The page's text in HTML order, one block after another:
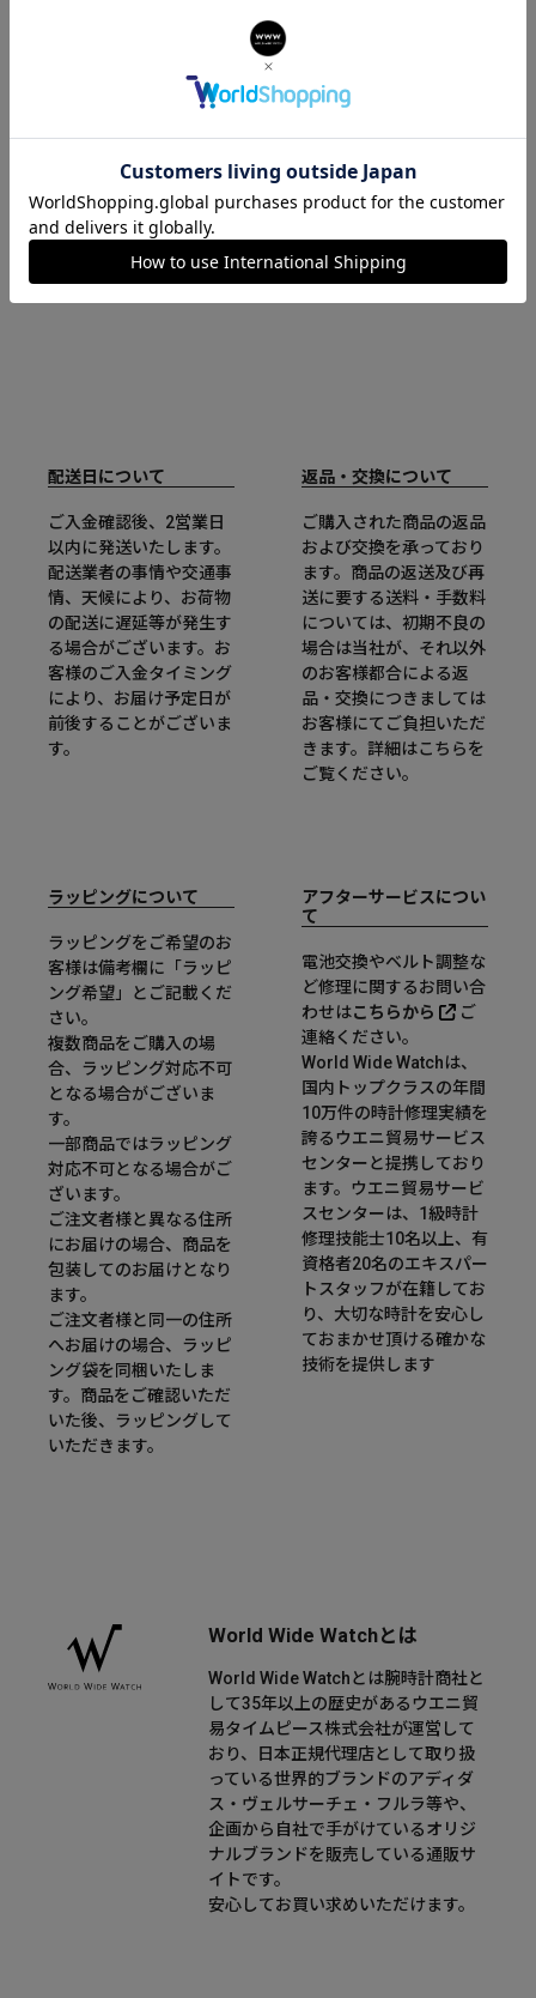
FURLA CHAINED LOGO
配送日について
ご入金確認後、2営業日
以内に発送いたします。
配送業者の事情や交通事
情、天候により、お荷物
の配送に遅延等が発生す
る場合がございます。お
客様のご入金タイミング
により、お届け予定日が
前後することがございま
す。
返品・交換について
ご購入された商品の返品
および交換を承っており
ます。商品の返送及び再
送に要する送料・手数料
については、初期不良の
場合は当社が、それ以外
のお客様都合による返
品・交換につきましては
お客様にてご負担いただ
きます。詳細はこちらを
ご覧ください。
ラッピングについて
ラッピングをご希望のお
客様は備考欄に「ラッピ
ング希望」とご記載くだ
さい。
複数商品をご購入の場
合、ラッピング対応不可
となる場合がございま
す。
一部商品ではラッピング
対応不可となる場合がご
ざいます。
ご注文者様と異なる住所
にお届けの場合、商品を
包装してのお届けとなり
ます。
ご注文者様と同一の住所
へお届けの場合、ラッピ
ング袋を同梱いたしま
す。商品をご確認いただ
いた後、ラッピングして
いただきます。
アフターサービスについ
て
電池交換やベルト調整な
ど修理に関するお問い合
わせはこちらから
ご
連絡ください。
World Wide Watchは、
国内トップクラスの年間
10万件の時計修理実績を
誇るウエニ貿易サービス
センターと提携しており
ます。ウエニ貿易サービ
スセンターは、1級時計
修理技能士10名以上、有
資格者20名のエキスパー
トスタッフが在籍してお
り、大切な時計を安心し
ておまかせ頂ける確かな
技術を提供します
World Wide Watchとは
World Wide Watchとは腕時計商社と
して35年以上の歴史があるウエニ貿
易タイムピース株式会社が運営して
おり、日本正規代理店として取り扱
っている世界的ブランドのアディダ
ス・ヴェルサーチェ・フルラ等や、
企画から自社で手がけているオリジ
ナルブランドを販売している通販サ
イトです。
安心してお買い求めいただけます。